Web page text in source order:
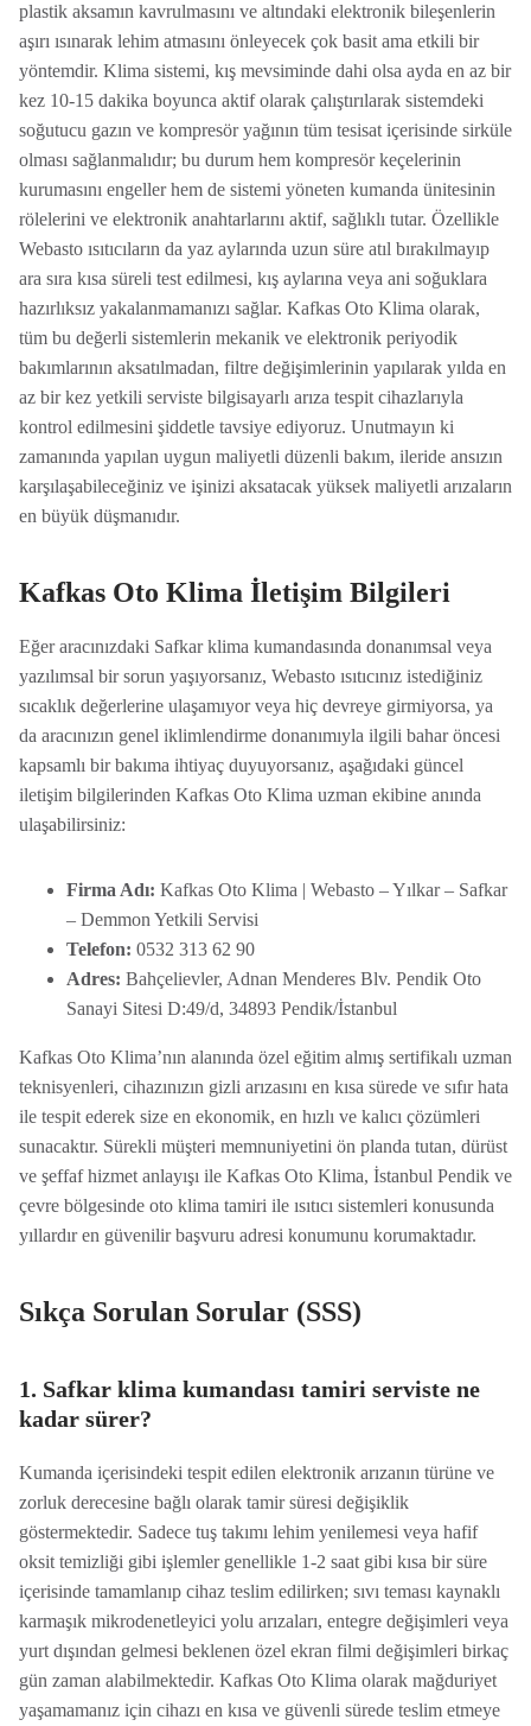
plastik aksamın kavrulmasını ve altındaki elektronik bileşenlerin
aşırı ısınarak lehim atmasını önleyecek çok basit ama etkili bir
yöntemdir. Klima sistemi, kış mevsiminde dahi olsa ayda en az bir
kez 10-15 dakika boyunca aktif olarak çalıştırılarak sistemdeki
soğutucu gazın ve kompresör yağının tüm tesisat içerisinde sirküle
olması sağlanmalıdır; bu durum hem kompresör keçelerinin
kurumasını engeller hem de sistemi yöneten kumanda ünitesinin
rölelerini ve elektronik anahtarlarını aktif, sağlıklı tutar. Özellikle
Webasto ısıtıcıların da yaz aylarında uzun süre atıl bırakılmayıp
ara sıra kısa süreli test edilmesi, kış aylarına veya ani soğuklara
hazırlıksız yakalanmamanızı sağlar. Kafkas Oto Klima olarak,
tüm bu değerli sistemlerin mekanik ve elektronik periyodik
bakımlarının aksatılmadan, filtre değişimlerinin yapılarak yılda en
az bir kez yetkili serviste bilgisayarlı arıza tespit cihazlarıyla
kontrol edilmesini şiddetle tavsiye ediyoruz. Unutmayın ki
zamanında yapılan uygun maliyetli düzenli bakım, ileride ansızın
karşılaşabileceğiniz ve işinizi aksatacak yüksek maliyetli arızaların
en büyük düşmanıdır.
Kafkas Oto Klima İletişim Bilgileri
Eğer aracınızdaki Safkar klima kumandasında donanımsal veya
yazılımsal bir sorun yaşıyorsanız, Webasto ısıtıcınız istediğiniz
sıcaklık değerlerine ulaşamıyor veya hiç devreye girmiyorsa, ya
da aracınızın genel iklimlendirme donanımıyla ilgili bahar öncesi
kapsamlı bir bakıma ihtiyaç duyuyorsanız, aşağıdaki güncel
iletişim bilgilerinden Kafkas Oto Klima uzman ekibine anında
ulaşabilirsiniz:
Firma Adı: Kafkas Oto Klima | Webasto – Yılkar – Safkar
– Demmon Yetkili Servisi
Telefon: 0532 313 62 90
Adres: Bahçelievler, Adnan Menderes Blv. Pendik Oto
Sanayi Sitesi D:49/d, 34893 Pendik/İstanbul
Kafkas Oto Klima’nın alanında özel eğitim almış sertifikalı uzman
teknisyenleri, cihazınızın gizli arızasını en kısa sürede ve sıfır hata
ile tespit ederek size en ekonomik, en hızlı ve kalıcı çözümleri
sunacaktır. Sürekli müşteri memnuniyetini ön planda tutan, dürüst
ve şeffaf hizmet anlayışı ile Kafkas Oto Klima, İstanbul Pendik ve
çevre bölgesinde oto klima tamiri ile ısıtıcı sistemleri konusunda
yıllardır en güvenilir başvuru adresi konumunu korumaktadır.
Sıkça Sorulan Sorular (SSS)
1. Safkar klima kumandası tamiri serviste ne
kadar sürer?
Kumanda içerisindeki tespit edilen elektronik arızanın türüne ve
zorluk derecesine bağlı olarak tamir süresi değişiklik
göstermektedir. Sadece tuş takımı lehim yenilemesi veya hafif
oksit temizliği gibi işlemler genellikle 1-2 saat gibi kısa bir süre
içerisinde tamamlanıp cihaz teslim edilirken; sıvı teması kaynaklı
karmaşık mikrodenetleyici yolu arızaları, entegre değişimleri veya
yurt dışından gelmesi beklenen özel ekran filmi değişimleri birkaç
gün zaman alabilmektedir. Kafkas Oto Klima olarak mağduriyet
yaşamamanız için cihazı en kısa ve güvenli sürede teslim etmeye